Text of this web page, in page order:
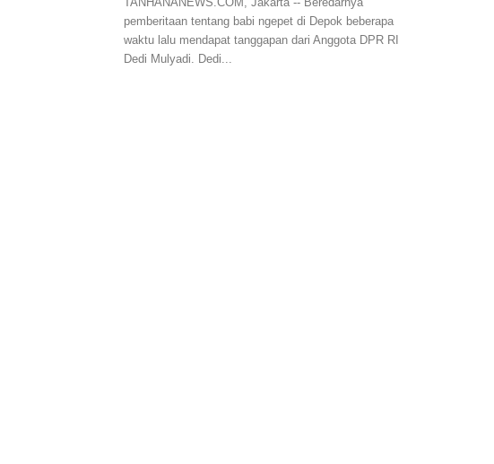
pemberitaan tentang babi ngepet di Depok beberapa
waktu lalu mendapat tanggapan dari Anggota DPR RI
Dedi Mulyadi. Dedi...